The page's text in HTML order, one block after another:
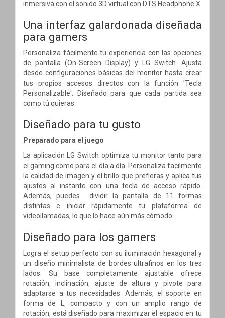
inmersiva con el sonido 3D virtual con DTS Headphone:X
Una interfaz galardonada diseñada
para gamers
Personaliza fácilmente tu experiencia con las opciones
de pantalla (On-Screen Display) y LG Switch. Ajusta
desde configuraciones básicas del monitor hasta crear
tus propios accesos directos con la función 'Tecla
Personalizable'. Diseñado para que cada partida sea
como tú quieras.
Diseñado para tu gusto
Preparado para el juego
La aplicación LG Switch optimiza tu monitor tanto para
el gaming como para el día a día. Personaliza facilmente
la calidad de imagen y el brillo que prefieras y aplica tus
ajustes al instante con una tecla de acceso rápido.
Además, puedes dividir la pantalla de 11 formas
distintas e iniciar rápidamente tu plataforma de
videollamadas, lo que lo hace aún más cómodo.
Diseñado para los gamers
Logra el setup perfecto con su iluminación hexagonal y
un diseño minimalista de bordes ultrafinos en los tres
lados. Su base completamente ajustable ofrece
rotación, inclinación, ajuste de altura y pivote para
adaptarse a tus necesidades. Además, el soporte en
forma de L, compacto y con un amplio rango de
rotación, está diseñado para maximizar el espacio en tu